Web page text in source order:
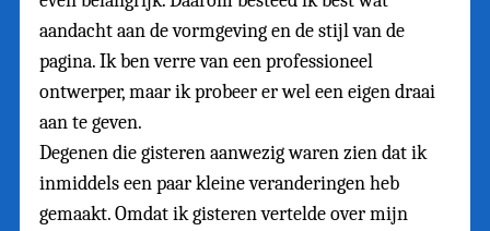
aandacht aan de vormgeving en de stijl van de
pagina. Ik ben verre van een professioneel
ontwerper, maar ik probeer er wel een eigen draai
aan te geven.
Degenen die gisteren aanwezig waren zien dat ik
inmiddels een paar kleine veranderingen heb
gemaakt. Omdat ik gisteren vertelde over mijn